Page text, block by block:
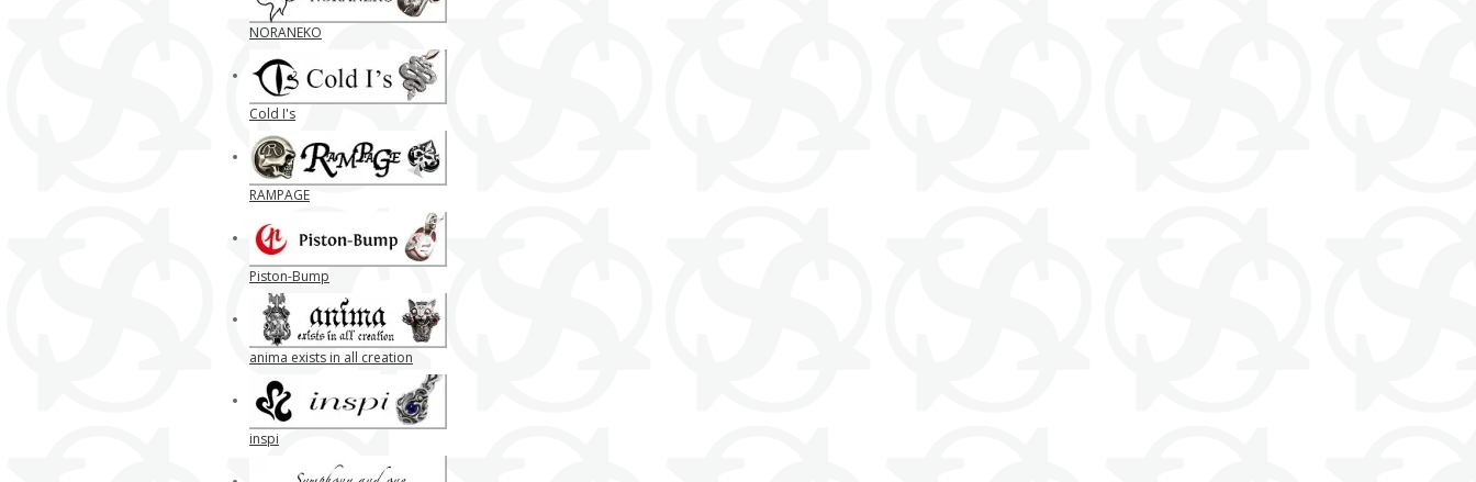
NORANEKO
Cold I's
RAMPAGE
Piston-Bump
anima exists in all creation
inspi